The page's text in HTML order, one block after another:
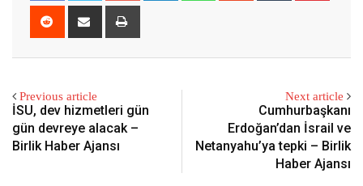
Email
Previous article
İSU, dev hizmetleri gün
gün devreye alacak –
Birlik Haber Ajansı
Next article
Cumhurbaşkanı
Erdoğan’dan İsrail ve
Netanyahu’ya tepki – Birlik
Haber Ajansı